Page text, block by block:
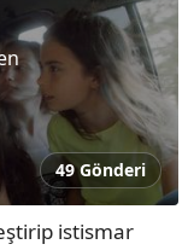
49 Gönderi
istismar